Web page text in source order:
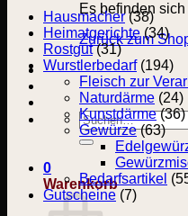
Es befinden
Zurück zum
Suchen
nach:
0
Warenkorb
Hausmacher (38)
Heimatgerichte (34)
Rostgut (31)
Wurstlerbedarf (194)
Fleisch zur
Naturdärme (24)
Kunstdärme (36)
Gewürze (63)
Bedarfsartikel
Gutscheine (7)